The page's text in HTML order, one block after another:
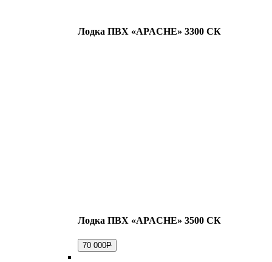
Лодка ПВХ «APACHE» 3300 СК
Лодка ПВХ «APACHE» 3500 СК
70 000Р